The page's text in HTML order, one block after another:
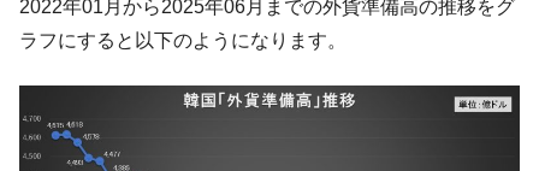
2022年01月から2025年06月までの外貨準備高の推移をグ
ラフにすると以下のようになります。